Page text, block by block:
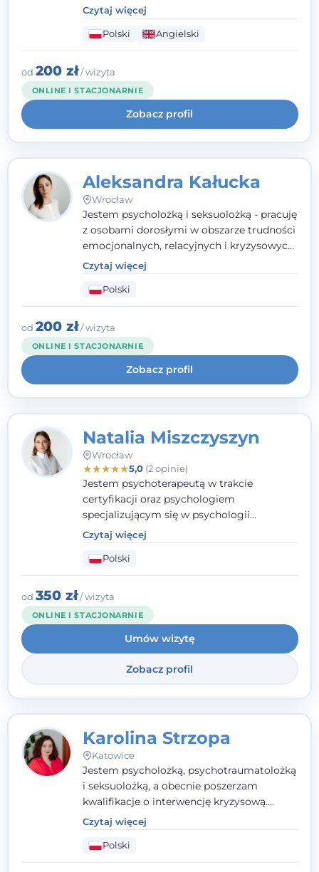
parami. Specjalizuję się w obszarze zdrowia
seksualnego, żałoby, kryzysów życiowych i
wypalenia zawodowego. Pracuję w języku
polskim i angielskim, w podejściu
humanistycznym, opartym na
partnerstwie i podmiotowości klienta.
Czytaj więcej
Polski Angielski
od 200 zł/ wizyta
ONLINE I STACJONARNIE
Zobacz profil
Aleksandra Kałucka
Wrocław
Jestem psycholożką i seksuolożką - pracuję
z osobami dorosłymi w obszarze trudności
emocjonalnych, relacyjnych i kryzysowych,
w tym z osobami po doświadczeniach
przemocy. Ukończyłam psychologię
kliniczną oraz studia podyplomowe z
interwencji kryzysowej i seksuologii
klinicznej na SWPS we Wrocławiu. W pracy
kieruję się empatią, etyką zawodową i
uważnością na potrzeby klienta.
Czytaj więcej
Polski
od 200 zł/ wizyta
ONLINE I STACJONARNIE
Zobacz profil
Natalia Miszczyszyn
Wrocław
★★★★★5,0(2 opinie)
Jestem psychoterapeutą w trakcie
certyfikacji oraz psychologiem
specjalizującym się w psychologii
klinicznej. Ukończyłam również studia
podyplomowe z Praktycznej Diagnozy
Psychologicznej. Aktywnie uczestniczę w
działalności Polskiego Towarzystwa
Psychiatrycznego oraz Polskiego
Towarzystwa Psychologicznego, a także
jestem członkiem nadzwyczajnym
Wielkopolskiego Towarzystwa Terapii
Systemowej.
Czytaj więcej
Polski
od 350 zł/ wizyta
ONLINE I STACJONARNIE
Umów wizytę
Zobacz profil
Karolina Strzopa
Katowice
Jestem psycholożką, psychotraumatolożką
i seksuolożką, a obecnie poszerzam
kwalifikacje o interwencję kryzysową.
Pracuję w nurcie terapii trzeciej fali, łącząc
metody o potwierdzonej skuteczności.
Towarzyszę młodzieży, dorosłym i parom w
radzeniu sobie z bolesnymi
Czytaj więcej
Polski